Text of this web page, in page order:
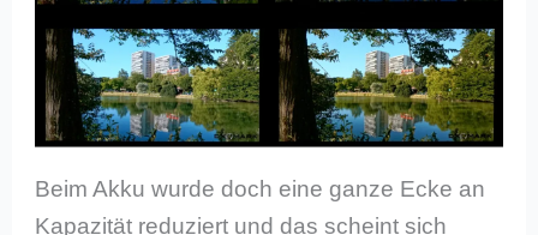
Beim Akku wurde doch eine ganze Ecke an
Kapazität reduziert und das scheint sich